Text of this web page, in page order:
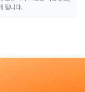
됩니다.